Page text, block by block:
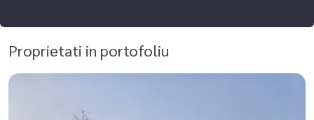
Proprietati in portofoliu